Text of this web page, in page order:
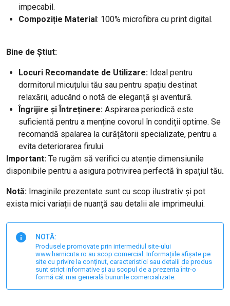
impecabil.
Compoziție Material: 100% microfibra cu print digital.
Bine de Știut:
Locuri Recomandate de Utilizare: Ideal pentru
dormitorul micuțului tău sau pentru spațiu destinat
relaxării, aducând o notă de eleganță și aventură.
Îngrijire și Întreținere: Aspirarea periodică este
suficientă pentru a menține covorul în condiții optime. Se
recomandă spalarea la curățătorii specializate, pentru a
evita deteriorarea firului.
Important: Te rugăm să verifici cu atenție dimensiunile
disponibile pentru a asigura potrivirea perfectă în spațiul tău.
Notă: Imaginile prezentate sunt cu scop ilustrativ și pot
exista mici variații de nuanță sau detalii ale imprimeului.
NOTĂ:
Produsele promovate prin intermediul site-ului
www.harnicuta.ro au scop comercial. Informațiile afișate pe
site cu privire la conținut, caracteristici sau detalii de produs
sunt strict informative și au scopul de a prezenta într-o
formă cât mai generală bunurile comercializate.